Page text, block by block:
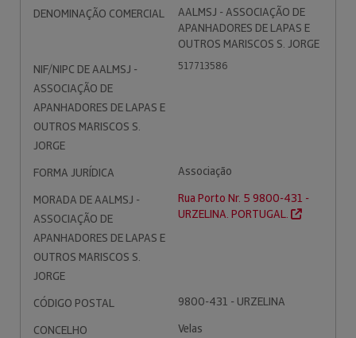
DENOMINAÇÃO COMERCIAL
AALMSJ - ASSOCIAÇÃO DE
APANHADORES DE LAPAS E
OUTROS MARISCOS S. JORGE
NIF/NIPC DE AALMSJ -
ASSOCIAÇÃO DE
APANHADORES DE LAPAS E
OUTROS MARISCOS S.
JORGE
517713586
FORMA JURÍDICA
Associação
MORADA DE AALMSJ -
ASSOCIAÇÃO DE
APANHADORES DE LAPAS E
OUTROS MARISCOS S.
JORGE
Rua Porto Nr. 5 9800-431 -
URZELINA. PORTUGAL.
CÓDIGO POSTAL
9800-431 - URZELINA
CONCELHO
Velas